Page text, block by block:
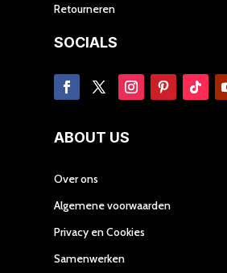
Retourneren
SOCIALS
ABOUT US
Over ons
Algemene voorwaarden
Privacy en Cookies
Samenwerken